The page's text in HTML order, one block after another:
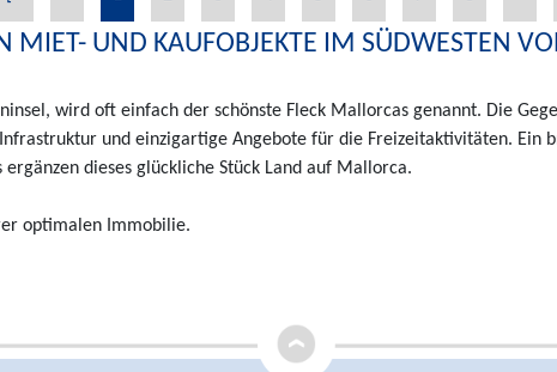
MIET- UND KAUFOBJEKTE IM SÜDWESTEN
wird oft einfach der schönste Fleck Mallorcas genannt. Die
und einzigartige Angebote für die Freizeitaktivitäten. Ein
dieses glückliche Stück Land auf Mallorca.
optimalen Immobilie.